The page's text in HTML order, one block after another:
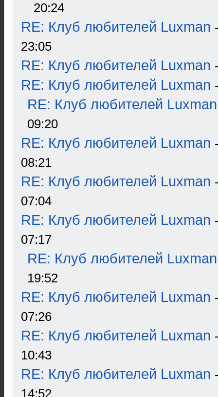
20:24
RE: Клуб любителей Luxman
23:05
RE: Клуб любителей Luxman
RE: Клуб любителей Luxman
RE: Клуб любителей Luxman
09:20
RE: Клуб любителей Luxman
08:21
RE: Клуб любителей Luxman
07:04
RE: Клуб любителей Luxman
07:17
RE: Клуб любителей Luxman
19:52
RE: Клуб любителей Luxman
07:26
RE: Клуб любителей Luxman
10:43
RE: Клуб любителей Luxman
14:52